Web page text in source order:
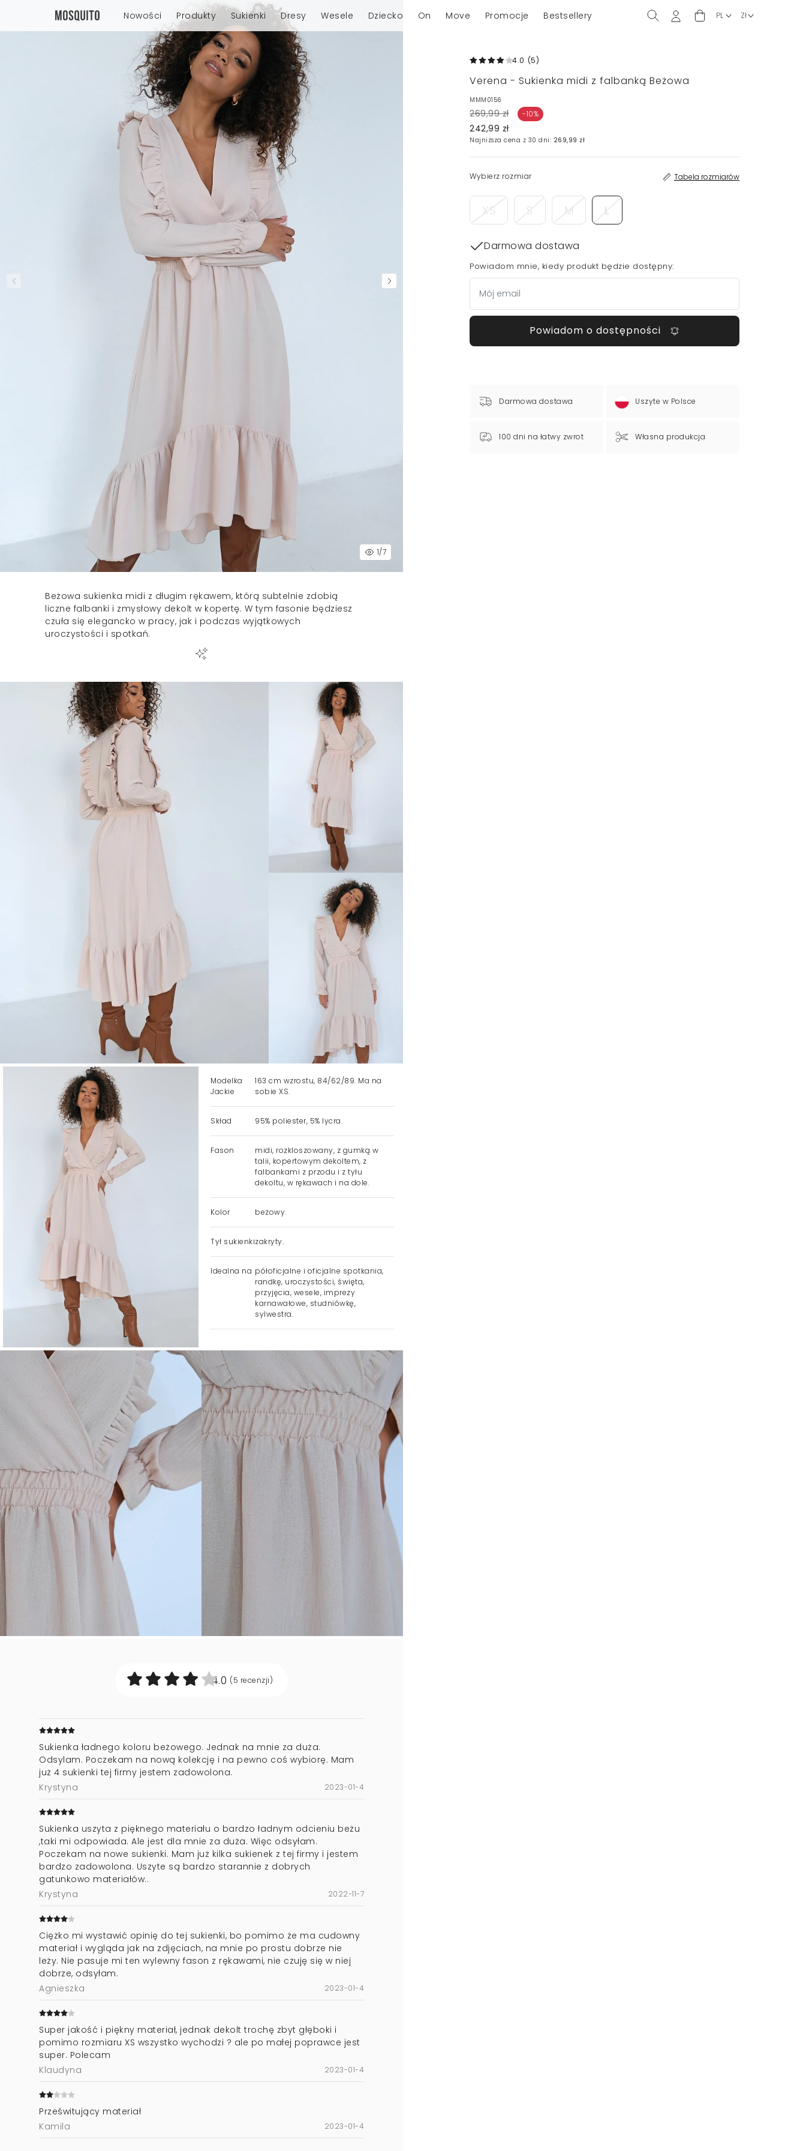
Nowości Produkty Sukienki Dresy Wesele Dziecko On Move Promocje Bestsellery
1/7
Beżowa sukienka midi z długim rękawem, którą subtelnie zdobią
liczne falbanki i zmysłowy dekolt w kopertę. W tym fasonie będziesz
czuła się elegancko w pracy, jak i podczas wyjątkowych
uroczystości i spotkań.
Modelka
Jackie
163 cm wzrostu, 84/62/89. Ma na
sobie XS.
Skład 95% poliester, 5% lycra.
Fason
midi, rozkloszowany, z gumką w
talii, kopertowym dekoltem, z
falbankami z przodu i z tyłu
dekoltu, w rękawach i na dole.
Kolor beżowy.
Tył sukienkizakryty.
Idealna na półoficjalne i oficjalne spotkania,
randkę, uroczystości, święta,
przyjęcia, wesele, imprezy
karnawałowe, studniówkę,
sylwestra.
4.0 (5 recenzji)
Sukienka ładnego koloru beżowego. Jednak na mnie za duża.
Odsylam. Poczekam na nową kolekcję i na pewno coś wybiorę. Mam
już 4 sukienki tej firmy jestem zadowolona.
Krystyna
2023-01-4
Sukienka uszyta z pięknego materiału o bardzo ładnym odcieniu beżu
,taki mi odpowiada. Ale jest dla mnie za duża. Więc odsyłam.
Poczekam na nowe sukienki. Mam już kilka sukienek z tej firmy i jestem
bardzo zadowolona. Uszyte są bardzo starannie z dobrych
gatunkowo materiałów..
Krystyna
2022-11-7
Ciężko mi wystawić opinię do tej sukienki, bo pomimo że ma cudowny
materiał i wygląda jak na zdjęciach, na mnie po prostu dobrze nie
leży. Nie pasuje mi ten wylewny fason z rękawami, nie czuję się w niej
dobrze, odsyłam.
Agnieszka
2023-01-4
Super jakość i piękny materiał, jednak dekolt trochę zbyt głęboki i
pomimo rozmiaru XS wszystko wychodzi ? ale po małej poprawce jest
super. Polecam
Klaudyna
2023-01-4
Prześwitujący materiał
Kamila
2023-01-4
4.0 (5)
Verena - Sukienka midi z falbanką Beżowa
MMM0156
269,99 zł -10%
242,99 zł
Najniższa cena z 30 dni: 269,99 zł
Wybierz rozmiar Tabela rozmiarów
XS S M L
Darmowa dostawa
Powiadom mnie, kiedy produkt będzie dostępny:
Powiadom o dostępności
Darmowa dostawa Uszyte w Polsce
100 dni na łatwy zwrot Własna produkcja